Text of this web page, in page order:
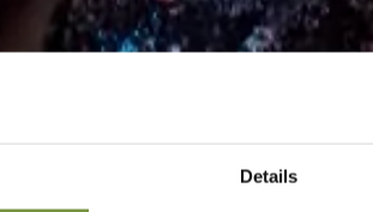
Details